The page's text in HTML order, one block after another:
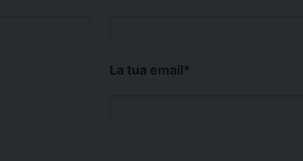
La tua email*